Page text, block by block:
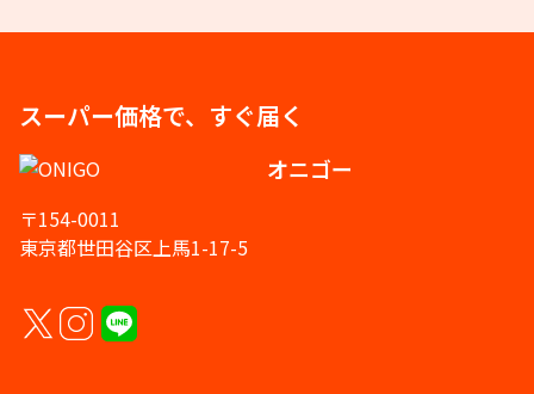
スーパー価格で、すぐ届く
オニゴー
〒154-0011
東京都世田谷区上馬1-17-5